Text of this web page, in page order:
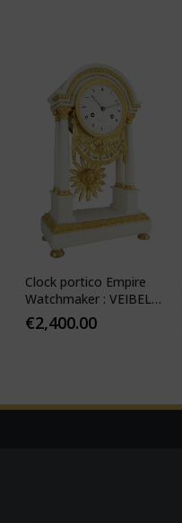
Clock portico Empire
Watchmaker : VEIBEL
1810
€2,400.00